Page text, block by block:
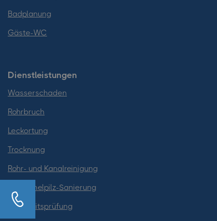
Badplanung
Gäste-WC
Dienstleistungen
Wasserschaden
Rohrbruch
Leckortung
Trocknung
Rohr- und Kanalreinigung
Schimmelpilz-Sanierung
Dichtheitsprüfung